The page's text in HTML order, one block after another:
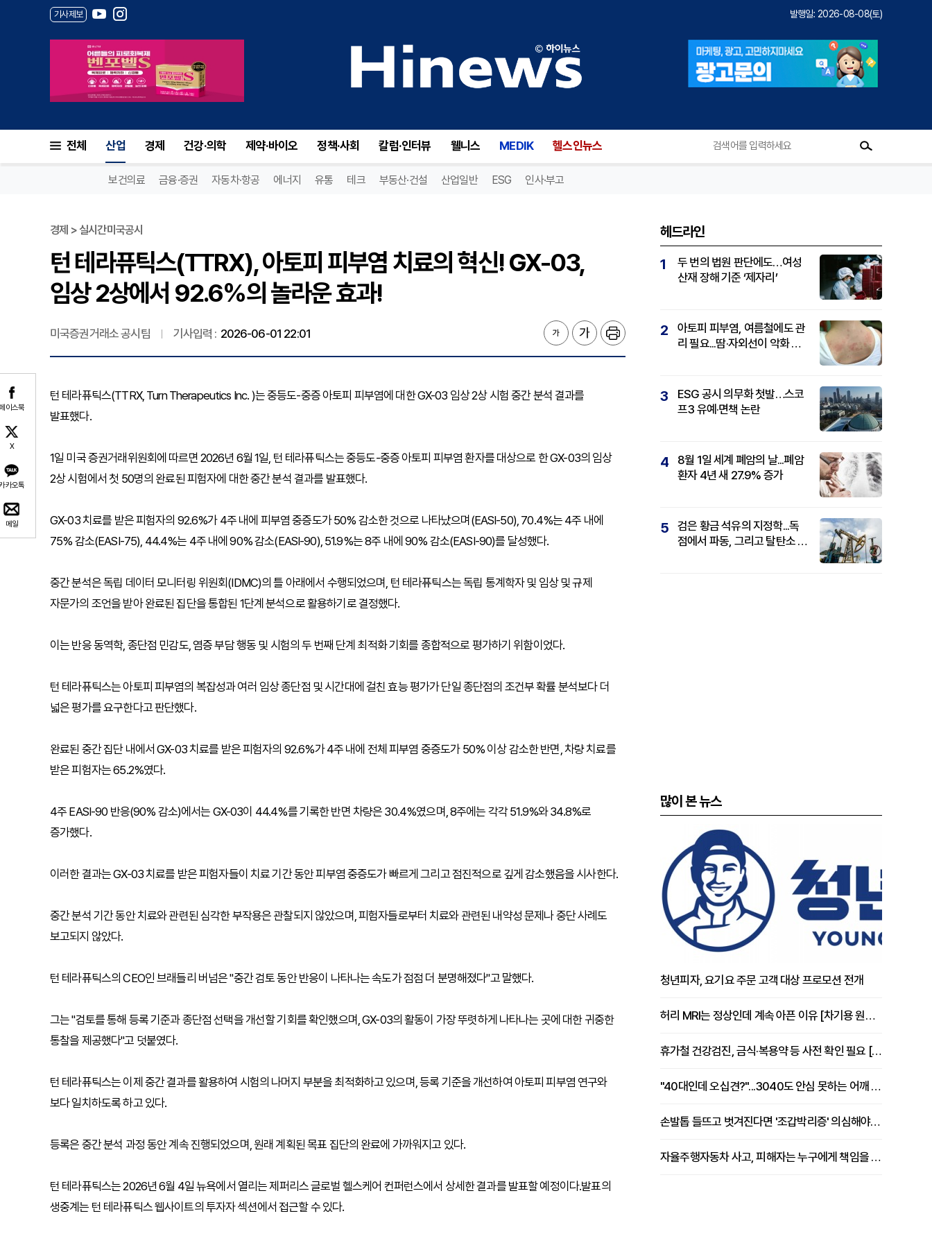
기사제보 발행일: 2026-08-08(토)
전체 산업 경제 건강·의학 제약·바이오 정책·사회 칼럼·인터뷰 웰니스 MEDIK 헬스인뉴스
보건의료 금융·증권 자동차·항공 에너지 유통 테크 부동산·건설 산업일반 ESG 인사·부고
이스북
X
카오톡
메일
경제 > 실시간미국공시
턴 테라퓨틱스(TTRX), 아토피 피부염 치료의 혁신! GX-03,
임상 2상에서 92.6%의 놀라운 효과!
미국증권거래소 공시팀 기사입력 : 2026-06-01 22:01
턴 테라퓨틱스(TTRX, Turn Therapeutics Inc. )는 중등도-중증 아토피 피부염에 대한 GX-03 임상 2상 시험 중간 분석 결과를
발표했다.
1일 미국 증권거래위원회에 따르면 2026년 6월 1일, 턴 테라퓨틱스는 중등도-중증 아토피 피부염 환자를 대상으로 한 GX-03의 임상
2상 시험에서 첫 50명의 완료된 피험자에 대한 중간 분석 결과를 발표했다.
GX-03 치료를 받은 피험자의 92.6%가 4주 내에 피부염 중증도가 50% 감소한 것으로 나타났으며(EASI-50), 70.4%는 4주 내에
75% 감소(EASI-75), 44.4%는 4주 내에 90% 감소(EASI-90), 51.9%는 8주 내에 90% 감소(EASI-90)를 달성했다.
중간 분석은 독립 데이터 모니터링 위원회(IDMC)의 틀 아래에서 수행되었으며, 턴 테라퓨틱스는 독립 통계학자 및 임상 및 규제
자문가의 조언을 받아 완료된 집단을 통합된 1단계 분석으로 활용하기로 결정했다.
이는 반응 동역학, 종단점 민감도, 염증 부담 행동 및 시험의 두 번째 단계 최적화 기회를 종합적으로 평가하기 위함이었다.
턴 테라퓨틱스는 아토피 피부염의 복잡성과 여러 임상 종단점 및 시간대에 걸친 효능 평가가 단일 종단점의 조건부 확률 분석보다 더
넓은 평가를 요구한다고 판단했다.
완료된 중간 집단 내에서 GX-03 치료를 받은 피험자의 92.6%가 4주 내에 전체 피부염 중증도가 50% 이상 감소한 반면, 차량 치료를
받은 피험자는 65.2%였다.
4주 EASI-90 반응(90% 감소)에서는 GX-03이 44.4%를 기록한 반면 차량은 30.4%였으며, 8주에는 각각 51.9%와 34.8%로
증가했다.
이러한 결과는 GX-03 치료를 받은 피험자들이 치료 기간 동안 피부염 중증도가 빠르게 그리고 점진적으로 깊게 감소했음을 시사한다.
중간 분석 기간 동안 치료와 관련된 심각한 부작용은 관찰되지 않았으며, 피험자들로부터 치료와 관련된 내약성 문제나 중단 사례도
보고되지 않았다.
턴 테라퓨틱스의 CEO인 브래들리 버넘은 "중간 검토 동안 반응이 나타나는 속도가 점점 더 분명해졌다"고 말했다.
그는 "검토를 통해 등록 기준과 종단점 선택을 개선할 기회를 확인했으며, GX-03의 활동이 가장 뚜렷하게 나타나는 곳에 대한 귀중한
통찰을 제공했다"고 덧붙였다.
턴 테라퓨틱스는 이제 중간 결과를 활용하여 시험의 나머지 부분을 최적화하고 있으며, 등록 기준을 개선하여 아토피 피부염 연구와
보다 일치하도록 하고 있다.
등록은 중간 분석 과정 동안 계속 진행되었으며, 원래 계획된 목표 집단의 완료에 가까워지고 있다.
턴 테라퓨틱스는 2026년 6월 4일 뉴욕에서 열리는 제퍼리스 글로벌 헬스케어 컨퍼런스에서 상세한 결과를 발표할 예정이다.발표의
생중계는 턴 테라퓨틱스 웹사이트의 투자자 섹션에서 접근할 수 있다.
헤드라인
1
두 번의 법원 판단에도…여성
산재 장해 기준 ‘제자리’
2
아토피 피부염, 여름철에도 관
리 필요...땀·자외선이 악화 요
3
ESG 공시 의무화 첫발…스코
프3 유예·면책 논란
4
8월 1일 세계 폐암의 날...폐암
환자 4년 새 27.9% 증가
5
검은 황금 석유의 지정학...독
점에서 파동, 그리고 탈탄소 패
많이 본 뉴스
청년피자, 요기요 주문 고객 대상 프로모션 전개
허리 MRI는 정상인데 계속 아픈 이유 [차기용 원장 칼럼]
휴가철 건강검진, 금식·복용약 등 사전 확인 필요 [정도감 원장 칼럼]
"40대인데 오십견?"...3040도 안심 못하는 어깨 유착성 관절낭염
손발톱 들뜨고 벗겨진다면 '조갑박리증' 의심해야 [김철윤 원장 칼럼]
자율주행자동차 사고, 피해자는 누구에게 책임을 물을 수 있을까